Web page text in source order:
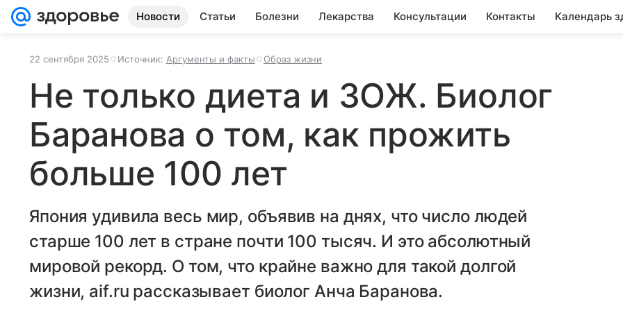
Новости Статьи Болезни Лекарства Консультации Контакты Календарь
22 сентября 2025 Источник: Аргументы и факты Образ жизни
Не только диета и ЗОЖ. Биолог
Баранова о том, как прожить
больше 100 лет
Япония удивила весь мир, объявив на днях, что число людей
старше 100 лет в стране почти 100 тысяч. И это абсолютный
мировой рекорд. О том, что крайне важно для такой долгой
жизни, aif.ru рассказывает биолог Анча Баранова.